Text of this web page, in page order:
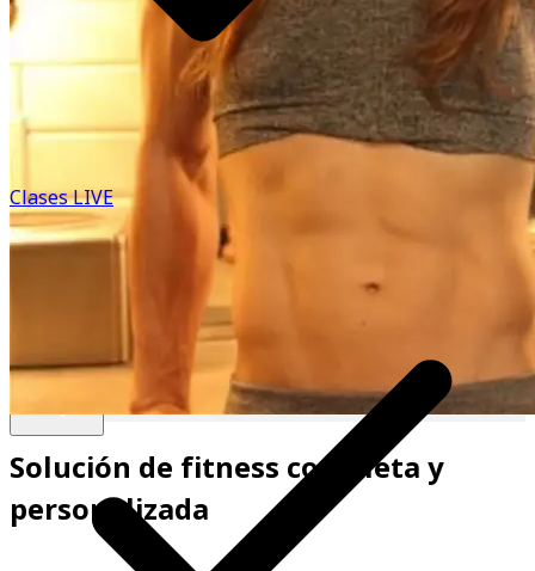
Clases LIVE
reconocida por mi innovador sistema 'El Taller' en
Commando Studio, galardonado con el premio al 'Mejor
Programa Deportivo' BIEN FEST 2021. Además de mi
trabajo como empresaria, soy speaker en el ámbito
deportivo, conductora del podcast 'El Chisme del Fitness'.
Mi objetivo es brindar a mis clientes y seguidores la mejor
experiencia posible, inspirándolos a alcanzar sus metas
de fitness y bienestar. Si estás listo/a para dar un giro en
tu vida y alcanzar tu mejor versión, ¡Te veo del otro lado
Solución de fitness completa y
personalizada